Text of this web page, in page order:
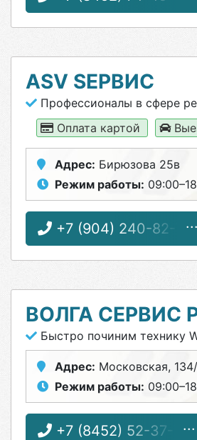
ASV SЕРВИС
Профессионалы в сфере
Оплата картой
Адрес: Бирюзова 25в
Режим работы:
+7 (904) 240-82-70
ВОЛГА СЕРВИС
Быстро починим технику
Адрес: Московская,
Режим работы:
+7 (8452) 52-37-74